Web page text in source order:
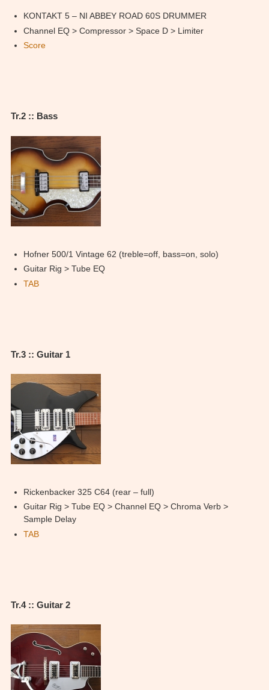
KONTAKT 5 – NI ABBEY ROAD 60S DRUMMER
Channel EQ > Compressor > Space D > Limiter
Score
Tr.2 :: Bass
Hofner 500/1 Vintage 62 (treble=off, bass=on, solo)
Guitar Rig > Tube EQ
TAB
Tr.3 :: Guitar 1
Rickenbacker 325 C64 (rear – full)
Guitar Rig > Tube EQ > Channel EQ > Chroma Verb >
Sample Delay
TAB
Tr.4 :: Guitar 2